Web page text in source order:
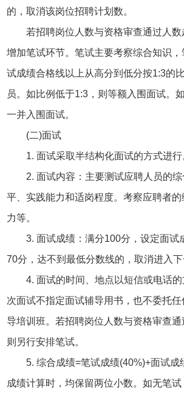
的，取消该岗位招聘计划数。
若招聘岗位人数与资格审查通过人
增加笔试环节。笔试主要考察综合知识
试成绩合格线以上从高分到低分按1:3的
员。如比例低于1:3，则等额入围面试。
一并入围面试。
(二)面试
1. 面试采取半结构化面试的方式进行
2. 面试内容：主要测试应聘人员的
平、实践能力和适岗程度。考察应聘者
力等。
3. 面试成绩：满分100分，设定面试
70分，达不到最低分数线的，取消进入下
4. 面试的时间、地点以短信或电话
次面试不指定面试辅导用书，也不委托
导培训班。若招聘岗位人数与资格审查通
则另行安排笔试。
5. 综合成绩=笔试成绩(40%)+面试成
成绩计算时，均保留两位小数。如无笔